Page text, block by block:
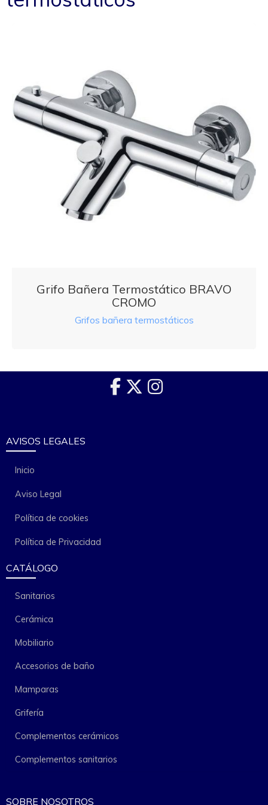
Grifo Bañera Termostático BRAVO
CROMO
Grifos bañera termostáticos
AVISOS LEGALES
Inicio
Aviso Legal
Política de cookies
Política de Privacidad
CATÁLOGO
Sanitarios
Cerámica
Mobiliario
Accesorios de baño
Mamparas
Grifería
Complementos cerámicos
Complementos sanitarios
SOBRE NOSOTROS